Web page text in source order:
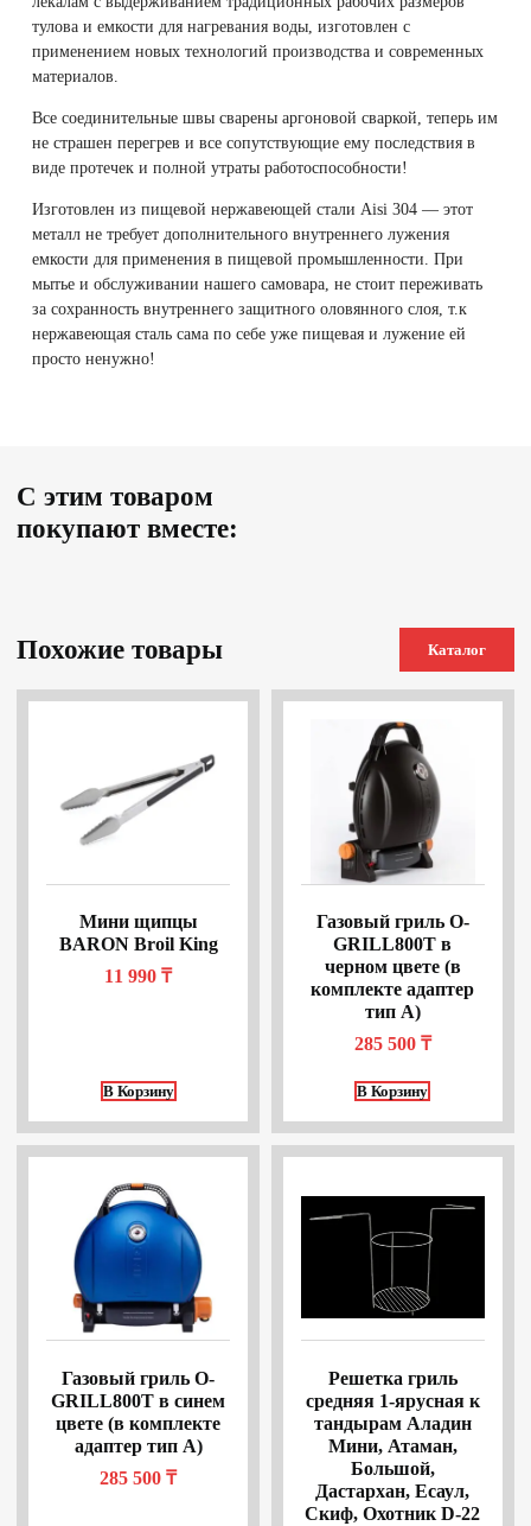
тулова и емкости для нагревания воды, изготовлен с
применением новых технологий производства и современных
материалов.
Все соединительные швы сварены аргоновой сваркой, теперь им
не страшен перегрев и все сопутствующие ему последствия в
виде протечек и полной утраты работоспособности!
Изготовлен из пищевой нержавеющей стали Aisi 304 — этот
металл не требует дополнительного внутреннего лужения
емкости для применения в пищевой промышленности. При
мытье и обслуживании нашего самовара, не стоит переживать
за сохранность внутреннего защитного оловянного слоя, т.к
нержавеющая сталь сама по себе уже пищевая и лужение ей
просто ненужно!
С этим товаром
покупают вместе:
Похожие товары Каталог
Мини щипцы
BARON Broil King
11 990₸
В Корзину
Газовый гриль O-
GRILL800T в
черном цвете (в
комплекте адаптер
тип А)
285 500 ₸
В Корзину
Газовый гриль O-
GRILL800T в синем
цвете (в комплекте
адаптер тип А)
285 500₸
Решетка гриль
средняя 1-ярусная к
тандырам Аладин
Мини, Атаман,
Большой,
Дастархан, Есаул,
Скиф, Охотник D-22